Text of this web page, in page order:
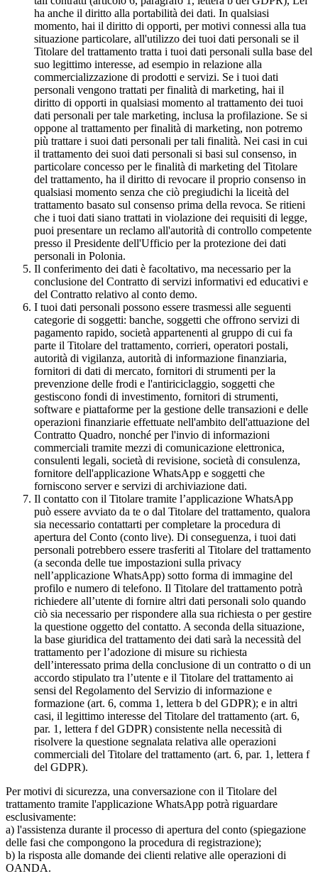
ha anche il diritto alla portabilità dei dati. In qualsiasi
momento, hai il diritto di opporti, per motivi connessi alla tua
situazione particolare, all'utilizzo dei tuoi dati personali se il
Titolare del trattamento tratta i tuoi dati personali sulla base del
suo legittimo interesse, ad esempio in relazione alla
commercializzazione di prodotti e servizi. Se i tuoi dati
personali vengono trattati per finalità di marketing, hai il
diritto di opporti in qualsiasi momento al trattamento dei tuoi
dati personali per tale marketing, inclusa la profilazione. Se si
oppone al trattamento per finalità di marketing, non potremo
più trattare i suoi dati personali per tali finalità. Nei casi in cui
il trattamento dei suoi dati personali si basi sul consenso, in
particolare concesso per le finalità di marketing del Titolare
del trattamento, ha il diritto di revocare il proprio consenso in
qualsiasi momento senza che ciò pregiudichi la liceità del
trattamento basato sul consenso prima della revoca. Se ritieni
che i tuoi dati siano trattati in violazione dei requisiti di legge,
puoi presentare un reclamo all'autorità di controllo competente
presso il Presidente dell'Ufficio per la protezione dei dati
personali in Polonia.
Il conferimento dei dati è facoltativo, ma necessario per la
conclusione del Contratto di servizi informativi ed educativi e
del Contratto relativo al conto demo.
I tuoi dati personali possono essere trasmessi alle seguenti
categorie di soggetti: banche, soggetti che offrono servizi di
pagamento rapido, società appartenenti al gruppo di cui fa
parte il Titolare del trattamento, corrieri, operatori postali,
autorità di vigilanza, autorità di informazione finanziaria,
fornitori di dati di mercato, fornitori di strumenti per la
prevenzione delle frodi e l'antiriciclaggio, soggetti che
gestiscono fondi di investimento, fornitori di strumenti,
software e piattaforme per la gestione delle transazioni e delle
operazioni finanziarie effettuate nell'ambito dell'attuazione del
Contratto Quadro, nonché per l'invio di informazioni
commerciali tramite mezzi di comunicazione elettronica,
consulenti legali, società di revisione, società di consulenza,
fornitore dell'applicazione WhatsApp e soggetti che
forniscono server e servizi di archiviazione dati.
Il contatto con il Titolare tramite l’applicazione WhatsApp
può essere avviato da te o dal Titolare del trattamento, qualora
sia necessario contattarti per completare la procedura di
apertura del Conto (conto live). Di conseguenza, i tuoi dati
personali potrebbero essere trasferiti al Titolare del trattamento
(a seconda delle tue impostazioni sulla privacy
nell’applicazione WhatsApp) sotto forma di immagine del
profilo e numero di telefono. Il Titolare del trattamento potrà
richiedere all’utente di fornire altri dati personali solo quando
ciò sia necessario per rispondere alla sua richiesta o per gestire
la questione oggetto del contatto. A seconda della situazione,
la base giuridica del trattamento dei dati sarà la necessità del
trattamento per l’adozione di misure su richiesta
dell’interessato prima della conclusione di un contratto o di un
accordo stipulato tra l’utente e il Titolare del trattamento ai
sensi del Regolamento del Servizio di informazione e
formazione (art. 6, comma 1, lettera b del GDPR); e in altri
casi, il legittimo interesse del Titolare del trattamento (art. 6,
par. 1, lettera f del GDPR) consistente nella necessità di
risolvere la questione segnalata relativa alle operazioni
commerciali del Titolare del trattamento (art. 6, par. 1, lettera f
del GDPR).
Per motivi di sicurezza, una conversazione con il Titolare del
trattamento tramite l'applicazione WhatsApp potrà riguardare
esclusivamente:
a) l'assistenza durante il processo di apertura del conto (spiegazione
delle fasi che compongono la procedura di registrazione);
b) la risposta alle domande dei clienti relative alle operazioni di
OANDA.